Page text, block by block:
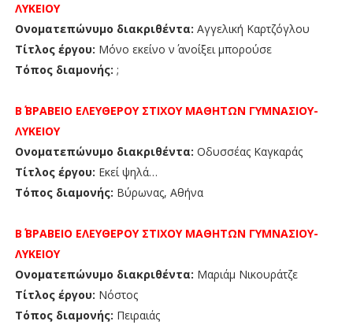
ΛΥΚΕΙΟΥ
Ονοματεπώνυμο διακριθέντα: Αγγελική Καρτζόγλου
Τίτλος έργου: Μόνο εκείνο ν΄ ανοίξει μπορούσε
Τόπος διαμονής: ;
Β΄ ΒΡΑΒΕΙΟ ΕΛΕΥΘΕΡΟΥ ΣΤΙΧΟΥ ΜΑΘΗΤΩΝ ΓΥΜΝΑΣΙΟΥ-
ΛΥΚΕΙΟΥ
Ονοματεπώνυμο διακριθέντα: Οδυσσέας Καγκαράς
Τίτλος έργου: Εκεί ψηλά…
Τόπος διαμονής: Βύρωνας, Αθήνα
Β΄ ΒΡΑΒΕΙΟ ΕΛΕΥΘΕΡΟΥ ΣΤΙΧΟΥ ΜΑΘΗΤΩΝ ΓΥΜΝΑΣΙΟΥ-
ΛΥΚΕΙΟΥ
Ονοματεπώνυμο διακριθέντα: Μαριάμ Νικουράτζε
Τίτλος έργου: Νόστος
Τόπος διαμονής: Πειραιάς